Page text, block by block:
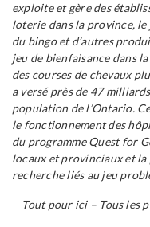
exploite et gère des
loterie dans la province,
du bingo et d’autres
jeu de bienfaisance dans
des courses de chevaux
a versé près de 47
population de l’Ontario.
le fonctionnement des
du programme Quest for
locaux et provinciaux et
recherche liés au jeu
Tout pour ici – Tous les